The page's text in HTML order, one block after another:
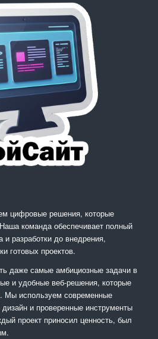
цифровые решения, которые
команда обеспечивает полный
разработки до внедрения,
готовых проектов.
даже самые амбициозные задачи в
и удобные веб-решения, которые
Мы используем современные
и проверенные инструменты
проект приносил ценность, был